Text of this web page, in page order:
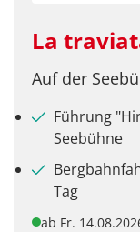
La
Auf der
Führung
Seebühne
Tag
ab Fr.